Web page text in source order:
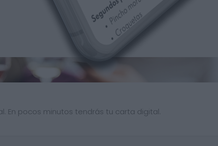
En pocos minutos tendrás tu carta digital.